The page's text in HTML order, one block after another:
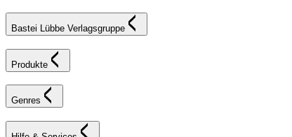
Bastei Lübbe Verlagsgruppe
Produkte
Genres